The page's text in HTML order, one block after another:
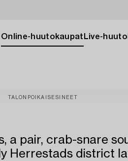
Online-huutokaupat Live-
TALONPOIKAISESINEET
a pair, crab-snare
Herrestads district